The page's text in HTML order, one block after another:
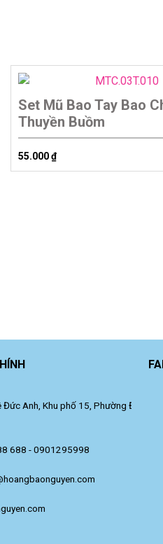
Set Mũ Bao Tay Bao
Thuyền Buồm
55.000₫
Anh, Khu phố 15, Phường Đông
688 - 0901295998